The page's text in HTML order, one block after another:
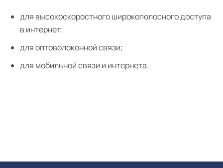
для высокоскоростного широкополосного доступа
в интернет;
для оптоволоконной связи;
для мобильной связи и интернета.